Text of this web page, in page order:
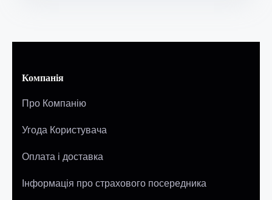
Компанія
Про Компанію
Угода Користувача
Оплата і доставка
Інформація про страхового посередника